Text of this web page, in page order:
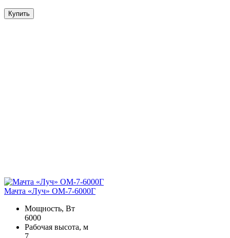
Купить
Мачта «Луч» ОМ-7-6000Г
Мощность, Вт
6000
Рабочая высота, м
7